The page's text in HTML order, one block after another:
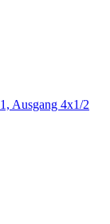
Ausgang 4x1/2